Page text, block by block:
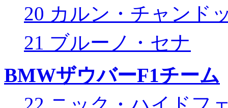
20 カルン・チャンド
21 ブルーノ・セナ
BMWザウバーF1チーム